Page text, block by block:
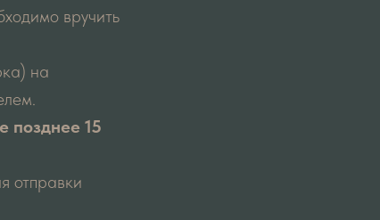
вручить
на
позднее 15
отправки